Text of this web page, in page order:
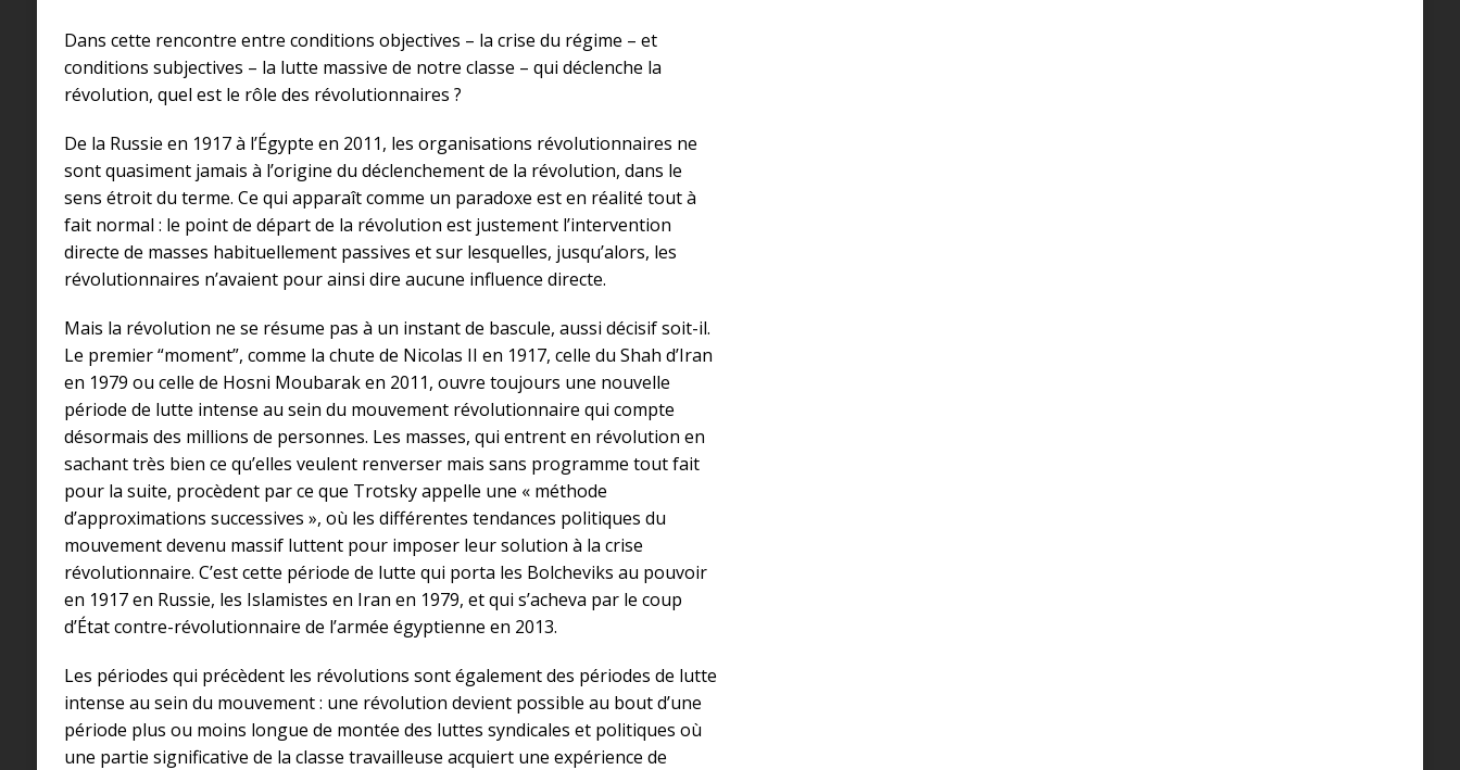
Dans cette rencontre entre conditions objectives – la crise du régime – et
conditions subjectives – la lutte massive de notre classe – qui déclenche la
révolution, quel est le rôle des révolutionnaires ?
De la Russie en 1917 à l’Égypte en 2011, les organisations révolutionnaires ne
sont quasiment jamais à l’origine du déclenchement de la révolution, dans le
sens étroit du terme. Ce qui apparaît comme un paradoxe est en réalité tout à
fait normal : le point de départ de la révolution est justement l’intervention
directe de masses habituellement passives et sur lesquelles, jusqu’alors, les
révolutionnaires n’avaient pour ainsi dire aucune influence directe.
Mais la révolution ne se résume pas à un instant de bascule, aussi décisif soit-il.
Le premier “moment”, comme la chute de Nicolas II en 1917, celle du Shah d’Iran
en 1979 ou celle de Hosni Moubarak en 2011, ouvre toujours une nouvelle
période de lutte intense au sein du mouvement révolutionnaire qui compte
désormais des millions de personnes. Les masses, qui entrent en révolution en
sachant très bien ce qu’elles veulent renverser mais sans programme tout fait
pour la suite, procèdent par ce que Trotsky appelle une « méthode
d’approximations successives », où les différentes tendances politiques du
mouvement devenu massif luttent pour imposer leur solution à la crise
révolutionnaire. C’est cette période de lutte qui porta les Bolcheviks au pouvoir
en 1917 en Russie, les Islamistes en Iran en 1979, et qui s’acheva par le coup
d’État contre-révolutionnaire de l’armée égyptienne en 2013.
Les périodes qui précèdent les révolutions sont également des périodes de lutte
intense au sein du mouvement : une révolution devient possible au bout d’une
période plus ou moins longue de montée des luttes syndicales et politiques où
une partie significative de la classe travailleuse acquiert une expérience de